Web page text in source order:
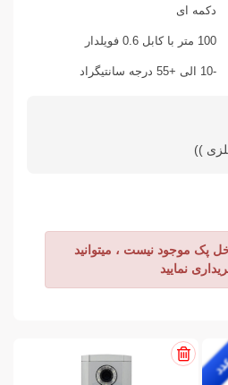
دکمه ای
100 متر با کابل 0.6 فویلدار
-10 الی +55 درجه سانتیگراد
))
پک موجود نیست ، میتوانید
نمایید